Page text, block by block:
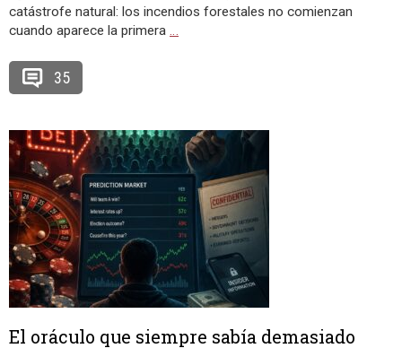
catástrofe natural: los incendios forestales no comienzan
cuando aparece la primera …
35
El oráculo que siempre sabía demasiado